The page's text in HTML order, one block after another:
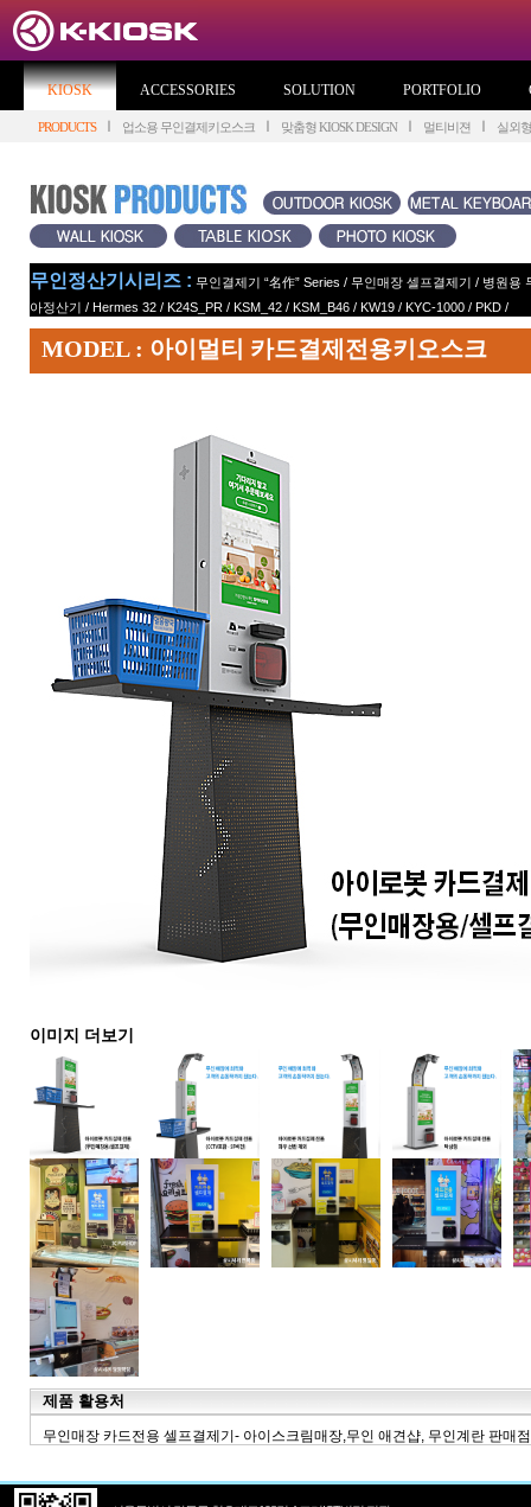
KIOSK ACCESSORIES SOLUTION PORTFOLIO
PRODUCTS 업소용 무인결제키오스크 맞춤형 KIOSK DESIGN 멀티비젼 실외
무인정산기시리즈 : 무인결제기 “名作” Series / 무인매장 셀프결제기 / 병원용
아정산기 / Hermes 32 / K24S_PR / KSM_42 / KSM_B46 / KW19 / KYC-1000 / PKD /
MODEL : 아이멀티 카드결제전용키오스크
이미지 더보기
제품 활용처
무인매장 카드전용 셀프결제기- 아이스크림매장,무인 애견샵, 무인계란 판매점